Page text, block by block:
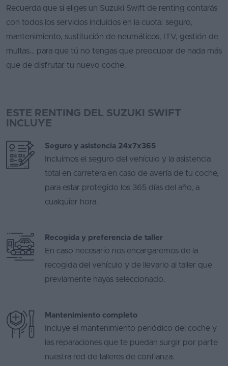
Recuerda que si eliges un Suzuki Swift de renting contarás
con todos los servicios incluídos en la cuota: seguro,
mantenimiento, sustitución de neumáticos, ITV, gestión de
multas… para que tú no tengas que preocupar de nada más
que de disfrutar tu nuevo coche.
ESTE RENTING DEL SUZUKI SWIFT
INCLUYE
Seguro y asistencia 24x7x365
Incluimos el seguro del vehículo y la asistencia
total en carretera en caso de avería de tu coche,
para estar protegido los 365 días del año, a
cualquier hora.
Recogida y preferencia de taller
En caso necesario nos encargaremos de la
recogida del vehículo y de llevarlo al taller que
previamente hayas seleccionado.
Mantenimiento completo
Incluye el mantenimiento periódico del coche y
las reparaciones que te puedan surgir por parte
nuestra red de talleres de confianza.